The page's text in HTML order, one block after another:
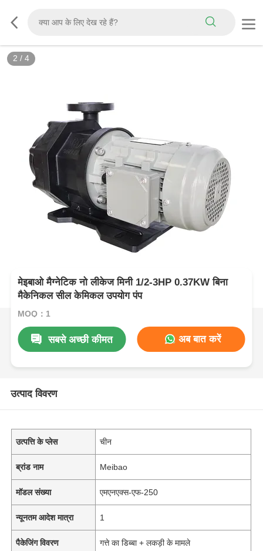
3 / 4
मेइबाओ मैग्नेटिक नो लीकेज मिनी 1/2-3HP 0.37KW बिना
मैकेनिकल सील केमिकल उपयोग पंप
MOQ：1
सबसे अच्छी कीमत अब बात करें
उत्पाद विवरण
उत्पत्ति के प्लेस चीन
ब्रांड नाम Meibao
मॉडल संख्या एमएनएक्स-एफ-250
न्यूनतम आदेश मात्रा 1
पैकेजिंग विवरण गत्ते का डिब्बा + लकड़ी के मामले